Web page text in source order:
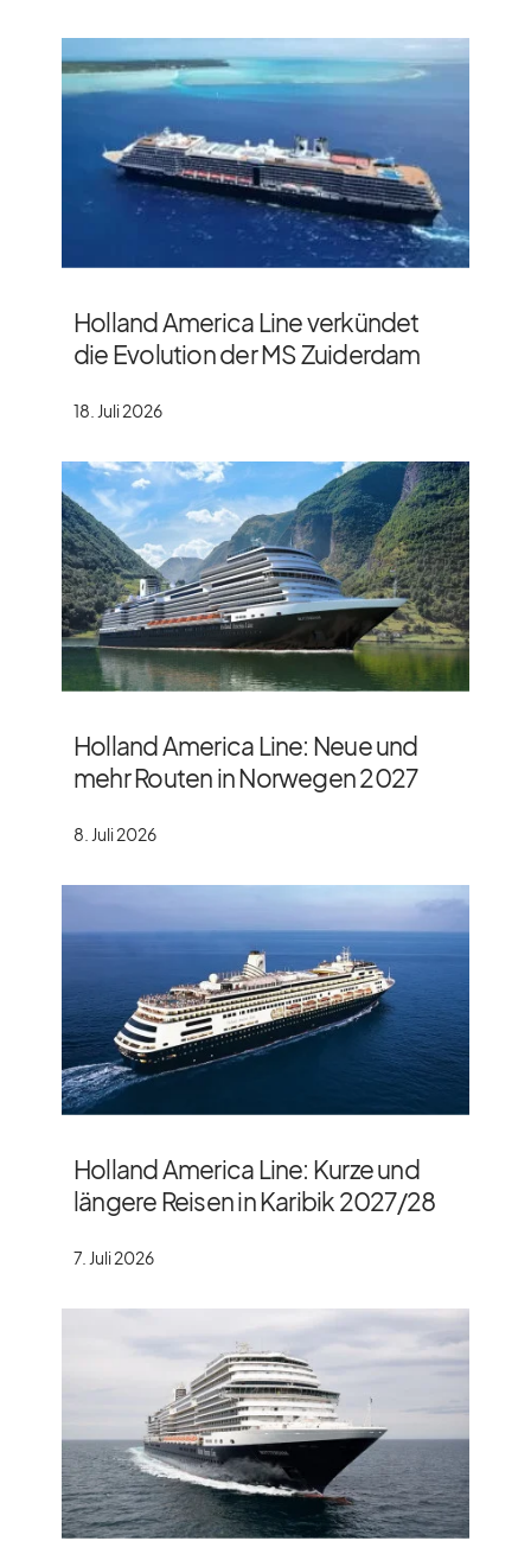
Holland America Line verkündet
die Evolution der MS Zuiderdam
18. Juli 2026
Holland America Line: Neue und
mehr Routen in Norwegen 2027
8. Juli 2026
Holland America Line: Kurze und
längere Reisen in Karibik 2027/​28
7. Juli 2026